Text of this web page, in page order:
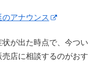
アナウンス
が出た時点で、今つい
店に相談するのがおす